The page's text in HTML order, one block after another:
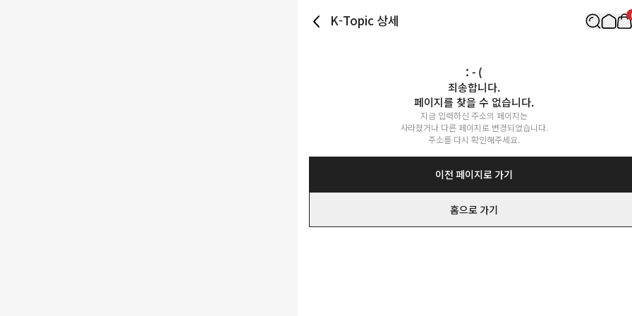
K-Topic 상세
: - (
죄송합니다.
페이지를 찾을 수 없습니다.
지금 입력하신 주소의 페이지는
사라졌거나 다른 페이지로 변경되었습니다.
주소를 다시 확인해주세요.
이전 페이지로 가기
홈으로 가기